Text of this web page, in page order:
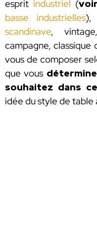
esprit industriel (
basse industrielles),
scandinave,
campagne, classique
vous de composer
que vous
souhaitez dans
idée du style de table